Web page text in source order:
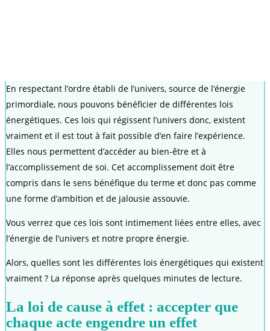
En respectant l’ordre établi de l’univers, source de l’énergie
primordiale, nous pouvons bénéficier de différentes lois
énergétiques. Ces lois qui régissent l’univers donc, existent
vraiment et il est tout à fait possible d’en faire l’expérience.
Elles nous permettent d’accéder au bien-être et à
l’accomplissement de soi. Cet accomplissement doit être
compris dans le sens bénéfique du terme et donc pas comme
une forme d’ambition et de jalousie assouvie.
Vous verrez que ces lois sont intimement liées entre elles, avec
l’énergie de l’univers et notre propre énergie.
Alors, quelles sont les différentes lois énergétiques qui existent
vraiment ? La réponse après quelques minutes de lecture.
La loi de cause à effet : accepter que
chaque acte engendre un effet